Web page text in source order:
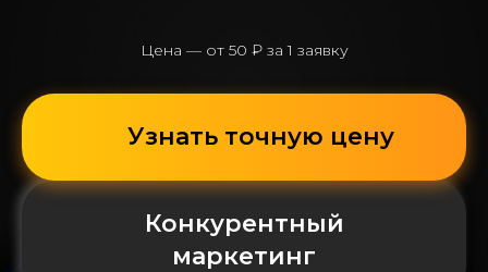
Цена — от 50 ₽ за 1 заявку
Узнать точную цену
Конкурентный
маркетинг